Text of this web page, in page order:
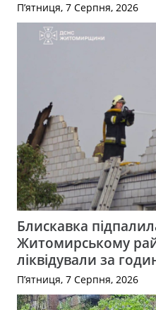
П’ятниця, 7 Серпня, 2026
Блискавка
Житомирському
ліквідували за
П’ятниця, 7 Серпня, 2026